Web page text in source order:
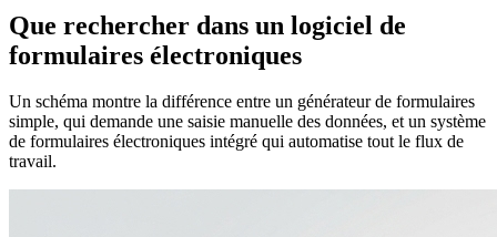
Que rechercher dans un logiciel de
formulaires électroniques
Un schéma montre la différence entre un générateur de formulaires
simple, qui demande une saisie manuelle des données, et un système
de formulaires électroniques intégré qui automatise tout le flux de
travail.